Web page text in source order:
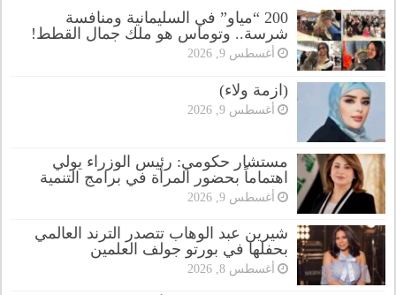
200 “مياو” في السليمانية ومنافسة
شرسة.. وتوماس هو ملك جمال القطط!
أغسطس 9, 2026
(ازمة ولاء)
أغسطس 9, 2026
مستشار حكومي: رئيس الوزراء يولي
اهتماماً بحضور المرأة في برامج التنمية
أغسطس 9, 2026
شيرين عبد الوهاب تتصدر الترند العالمي
بحفلها في بورتو جولف العلمين
أغسطس 8, 2026